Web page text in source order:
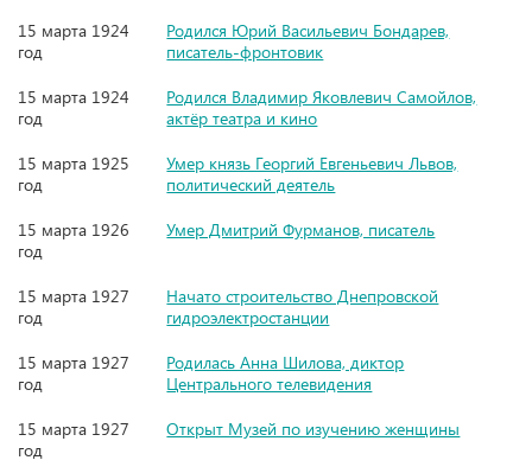
15 марта 1924
год
Родился Юрий Васильевич Бондарев,
писатель-фронтовик
15 марта 1924
год
Родился Владимир Яковлевич Самойлов,
актёр театра и кино
15 марта 1925
год
Умер князь Георгий Евгеньевич Львов,
политический деятель
15 марта 1926
год
Умер Дмитрий Фурманов, писатель
15 марта 1927
год
Начато строительство Днепровской
гидроэлектростанции
15 марта 1927
год
Родилась Анна Шилова, диктор
Центрального телевидения
15 марта 1927
год
Открыт Музей по изучению женщины